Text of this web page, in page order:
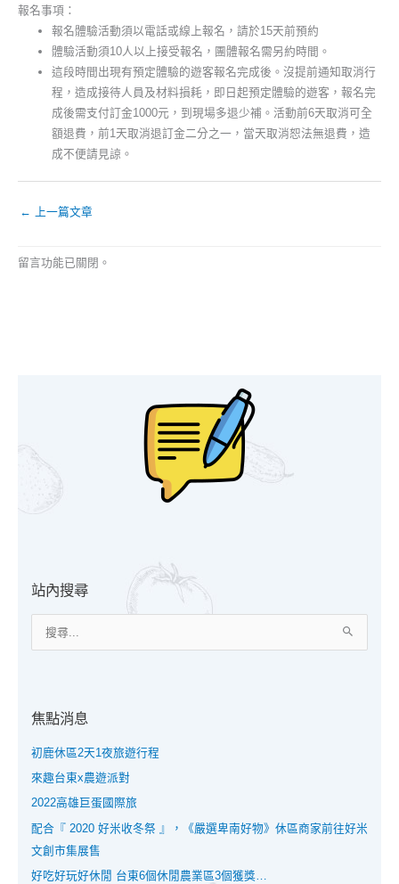
報名事項：
報名體驗活動須以電話或線上報名，請於15天前預約
體驗活動須10人以上接受報名，團體報名需另約時間。
這段時間出現有預定體驗的遊客報名完成後。沒提前通知取消行
程，造成接待人員及材料損耗，即日起預定體驗的遊客，報名完
成後需支付訂金1000元，到現場多退少補。活動前6天取消可全
額退費，前1天取消退訂金二分之一，當天取消恕法無退費，造
成不便請見諒。
← 上一篇文章
留言功能已關閉。
站內搜尋
字
:
焦點消息
初鹿休區2天1夜旅遊行程
來趣台東x農遊派對
2022高雄巨蛋國際旅
配合『 2020 好米收冬祭 』，《嚴選卑南好物》休區商家前往好米
文創市集展售
好吃好玩好休閒 台東6個休閒農業區3個獲獎…